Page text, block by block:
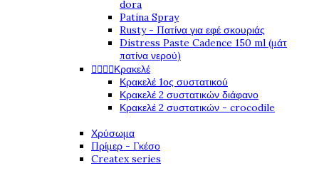
dora
Patina Spray
Rusty - Πατίνα για εφέ σκουριάς
Distress Paste Cadence 150 ml (μάτ
πατίνα νερού)
Κρακελέ
Κρακελέ 1ος συστατικού
Κρακελέ 2 συστατικών διάφανο
Κρακελέ 2 συστατικών - crocodile
Χρύσωμα
Πρίμερ - Γκέσο
Createx series